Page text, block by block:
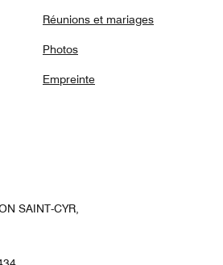
Réunions et mariages
Photos
Empreinte
SAINT-CYR,